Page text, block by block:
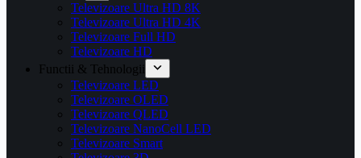
Televizoare Ultra HD 8K
Televizoare Ultra HD 4K
Televizoare Full HD
Televizoare HD
Functii & Tehnologii
Televizoare LED
Televizoare OLED
Televizoare QLED
Televizoare NanoCell LED
Televizoare Smart